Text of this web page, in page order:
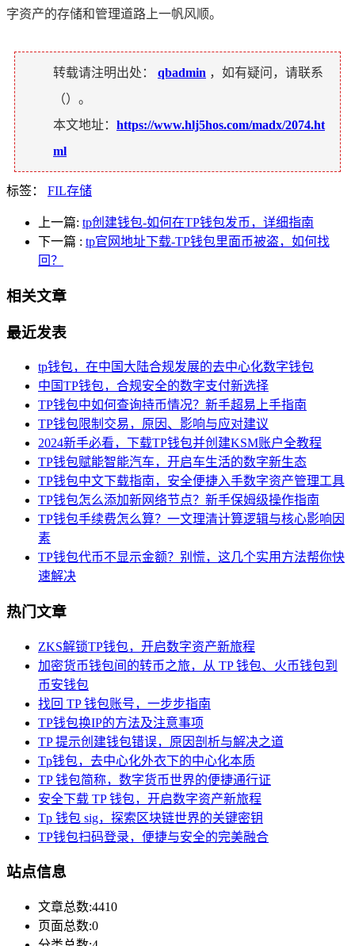
字资产的存储和管理道路上一帆风顺。
转载请注明出处： qbadmin ，如有疑问，请联系
（）。
本文地址： https://www.hlj5hos.com/madx/2074.ht
ml
标签： FIL存储
上一篇: tp创建钱包-如何在TP钱包发币，详细指南
下一篇 : tp官网地址下载-TP钱包里面币被盗，如何找
回？
相关文章
最近发表
tp钱包，在中国大陆合规发展的去中心化数字钱包
中国TP钱包，合规安全的数字支付新选择
TP钱包中如何查询持币情况？新手超易上手指南
TP钱包限制交易，原因、影响与应对建议
2024新手必看，下载TP钱包并创建KSM账户全教程
TP钱包赋能智能汽车，开启车生活的数字新生态
TP钱包中文下载指南，安全便捷入手数字资产管理工具
TP钱包怎么添加新网络节点？新手保姆级操作指南
TP钱包手续费怎么算？一文理清计算逻辑与核心影响因
素
TP钱包代币不显示金额？别慌，这几个实用方法帮你快
速解决
热门文章
ZKS解锁TP钱包，开启数字资产新旅程
加密货币钱包间的转币之旅，从 TP 钱包、火币钱包到
币安钱包
找回 TP 钱包账号，一步步指南
TP钱包换IP的方法及注意事项
TP 提示创建钱包错误，原因剖析与解决之道
Tp钱包，去中心化外衣下的中心化本质
TP 钱包简称，数字货币世界的便捷通行证
安全下载 TP 钱包，开启数字资产新旅程
Tp 钱包 sig，探索区块链世界的关键密钥
TP钱包扫码登录，便捷与安全的完美融合
站点信息
文章总数:4410
页面总数:0